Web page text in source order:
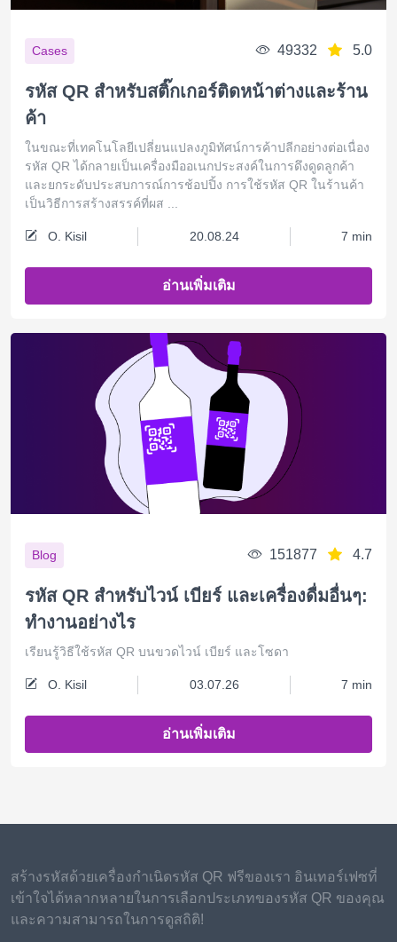
Cases 49332 5.0
รหัส QR สำหรับสติ๊กเกอร์ติดหน้าต่างและร้าน
ค้า
ในขณะที่เทคโนโลยีเปลี่ยนแปลงภูมิทัศน์การค้าปลีกอย่างต่อเนื่อง
รหัส QR ได้กลายเป็นเครื่องมืออเนกประสงค์ในการดึงดูดลูกค้า
และยกระดับประสบการณ์การช้อปปิ้ง การใช้รหัส QR ในร้านค้า
เป็นวิธีการสร้างสรรค์ที่ผส ...
O. Kisil 20.08.24 7 min
อ่านเพิ่มเติม
Blog 151877 4.7
รหัส QR สำหรับไวน์ เบียร์ และเครื่องดื่มอื่นๆ:
ทำงานอย่างไร
เรียนรู้วิธีใช้รหัส QR บนขวดไวน์ เบียร์ และโซดา
O. Kisil 03.07.26 7 min
อ่านเพิ่มเติม
สร้างรหัสด้วยเครื่องกำเนิดรหัส QR ฟรีของเรา อินเทอร์เฟซที่
เข้าใจได้หลากหลายในการเลือกประเภทของรหัส QR ของคุณ
และความสามารถในการดูสถิติ!